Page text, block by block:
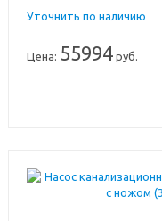
Уточнить по наличию
Цена: 55994руб.